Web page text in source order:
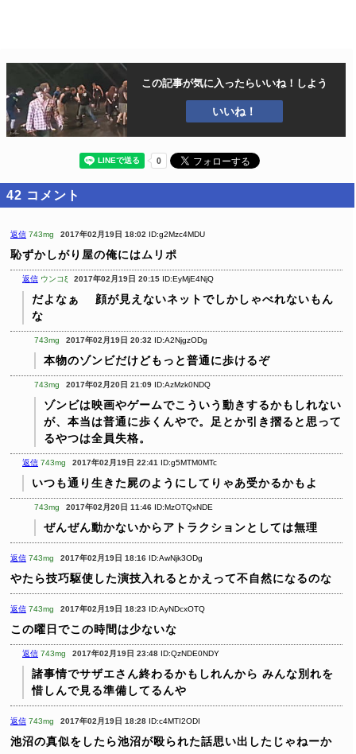
この記事が気に入ったらいいね！しよう
いいね！
42 コメント
返信 743mg 2017年02月19日 18:02 ID:g2Mzc4MDU
恥ずかしがり屋の俺にはムリポ
返信 ウンコξ 2017年02月19日 20:15 ID:EyMjE4NjQ
だよなぁ
顔が見えないネットでしかしゃべれないもん
な
743mg 2017年02月19日 20:32 ID:A2NjgzODg
本物のゾンビだけどもっと普通に歩けるぞ
743mg 2017年02月20日 21:09 ID:AzMzk0NDQ
ゾンビは映画やゲームでこういう動きするかもしれない
が、本当は普通に歩くんやで。足とか引き摺ると思って
るやつは全員失格。
返信 743mg 2017年02月19日 22:41 ID:g5MTM0MTc
いつも通り生きた屍のようにしてりゃあ受かるかもよ
743mg 2017年02月20日 11:46 ID:MzOTQxNDE
ぜんぜん動かないからアトラクションとしては無理
返信 743mg 2017年02月19日 18:16 ID:AwNjk3ODg
やたら技巧駆使した演技入れるとかえって不自然になるのな
返信 743mg 2017年02月19日 18:23 ID:AyNDcxOTQ
この曜日でこの時間は少ないな
返信 743mg 2017年02月19日 23:48 ID:QzNDE0NDY
諸事情でサザエさん終わるかもしれんから みんな別れを
惜しんで見る準備してるんや
返信 743mg 2017年02月19日 18:28 ID:c4MTI2ODI
池沼の真似をしたら池沼が殴られた話思い出したじゃねーか